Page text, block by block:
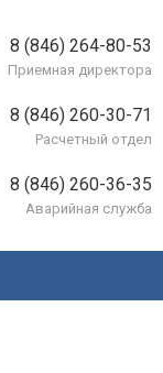
8 (846) 264-80-53
Приемная директора
8 (846) 260-30-71
Расчетный отдел
8 (846) 260-36-35
Аварийная служба